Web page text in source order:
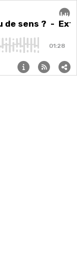
de sens ?
de sens ? -
01:28